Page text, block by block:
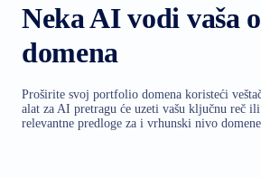
Neka AI vodi vaša
domena
Proširite svoj portfolio domena koristeći
alat za AI pretragu će uzeti vašu ključnu reč
relevantne predloge za i vrhunski nivo